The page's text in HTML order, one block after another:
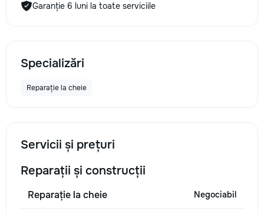
Garanție 6 luni la toate serviciile
Specializări
Reparație la cheie
Servicii și prețuri
Reparații și construcții
Reparație la cheie Negociabil